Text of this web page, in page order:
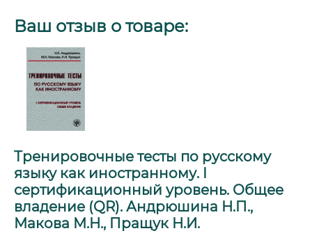
Ваш отзыв о товаре:
Тренировочные тесты по русскому
языку как иностранному. I
сертификационный уровень. Общее
владение (QR). Андрюшина Н.П.,
Макова М.Н., Пращук Н.И.